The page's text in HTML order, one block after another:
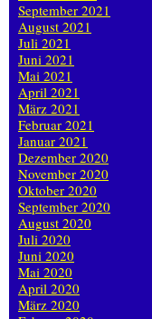
September 2021
August 2021
Juli 2021
Juni 2021
Mai 2021
April 2021
März 2021
Februar 2021
Januar 2021
Dezember 2020
November 2020
Oktober 2020
September 2020
August 2020
Juli 2020
Juni 2020
Mai 2020
April 2020
März 2020